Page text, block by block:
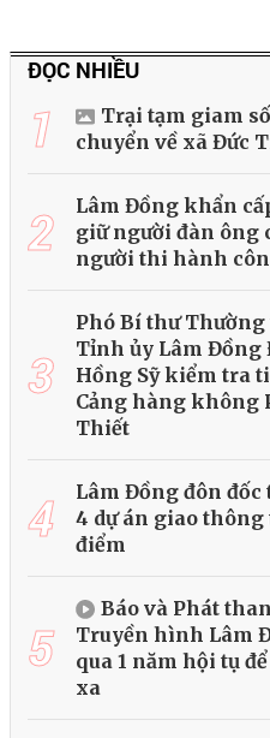
ĐỌC NHIỀU
1
Trại tạm giam
chuyển về xã Đức
2
Lâm Đồng khẩn
giữ người đàn ông
người thi hành
3
Phó Bí thư Thường
Tỉnh ủy Lâm Đồng
Hồng Sỹ kiểm tra
Cảng hàng không
Thiết
4
Lâm Đồng đôn đốc
4 dự án giao
điểm
5
Báo và Phát
Truyền hình Lâm
qua 1 năm hội tụ
xa